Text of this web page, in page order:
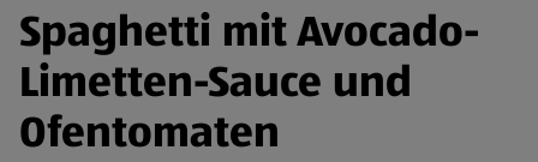
Spaghetti mit Avocado-
Limetten-Sauce und
Ofentomaten